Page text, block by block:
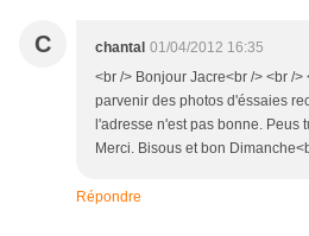
C chantal 01/04/2012 16:35
<br /> Bonjour Jacre<br /> <br />
parvenir des photos d'éssaies
l'adresse n'est pas bonne. Peus
Merci. Bisous et bon
Répondre